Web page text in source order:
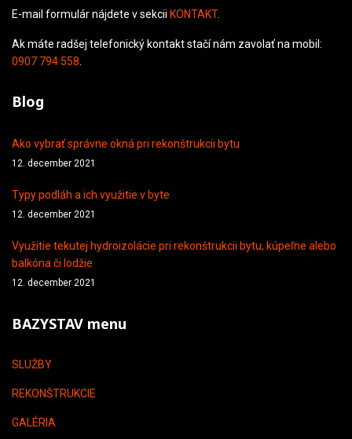
E-mail formulár nájdete v sekcii KONTAKT.
Ak máte radšej telefonický kontakt stačí nám zavolať na mobil:
0907 794 558
Blog
Ako vybrať správne okná pri rekonštrukcii bytu
12. december 2021
Typy podláh a ich využitie v byte
12. december 2021
Využitie tekutej hydroizolácie pri rekonštrukcii bytu, kúpeľne alebo
balkóna či lodžie
12. december 2021
BAZYSTAV menu
SLUŽBY
REKONŠTRUKCIE
GALÉRIA